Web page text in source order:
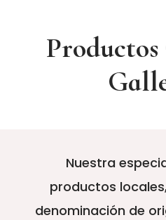
Nuestra
productos
denominación de